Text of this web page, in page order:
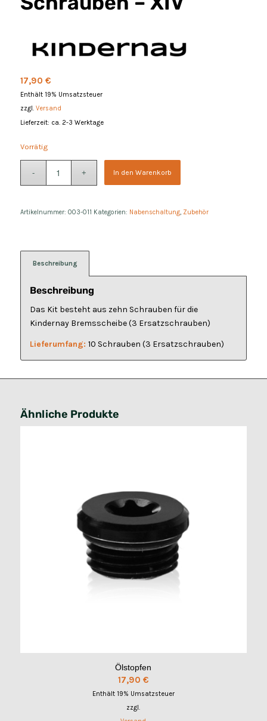
17,90 €
Enthält 19% Umsatzsteuer
zzgl. Versand
Lieferzeit: ca. 2-3 Werktage
Vorrätig
In den Warenkorb
Artikelnummer: 003-011 Kategorien: Nabenschaltung, Zubehör
Beschreibung
Beschreibung
Das Kit besteht aus zehn Schrauben für die
Kindernay Bremsscheibe (3 Ersatzschrauben)
Lieferumfang: 10 Schrauben (3 Ersatzschrauben)
Ähnliche Produkte
Ölstopfen
17,90 €
Enthält 19% Umsatzsteuer
zzgl.